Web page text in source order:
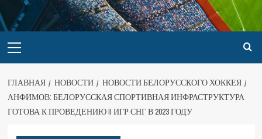
ГЛАВНАЯ НОВОСТИ
НОВОСТИ БЕЛОРУССКОГО ХОККЕЯ
АНФИМОВ: БЕЛОРУССКАЯ СПОРТИВНАЯ ИНФРАСТРУКТУРА
ГОТОВА К ПРОВЕДЕНИЮ II ИГР СНГ В 2023 ГОДУ